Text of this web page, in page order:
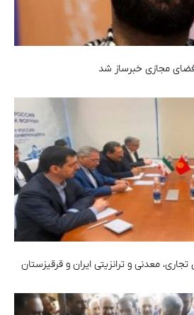
فضای مجازی خبرساز شد
معدنی و ترانزیتی ایران و قرقیزستان